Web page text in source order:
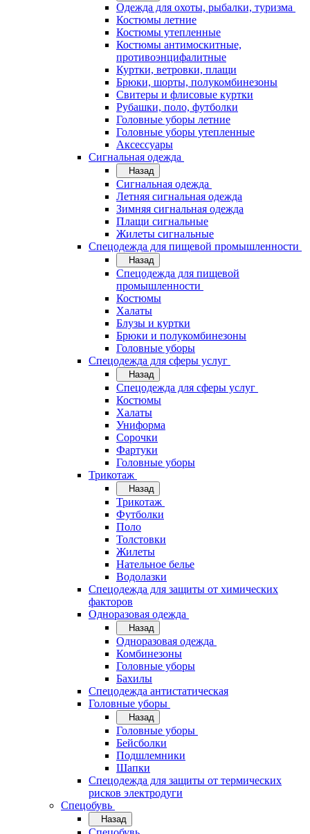
Одежда для охоты, рыбалки, туризма
Костюмы летние
Костюмы утепленные
Костюмы антимоскитные,
противоэнцифалитные
Куртки, ветровки, плащи
Брюки, шорты, полукомбинезоны
Свитеры и флисовые куртки
Рубашки, поло, футболки
Головные уборы летние
Головные уборы утепленные
Аксессуары
Сигнальная одежда
Назад
Сигнальная одежда
Летняя сигнальная одежда
Зимняя сигнальная одежда
Плащи сигнальные
Жилеты сигнальные
Спецодежда для пищевой промышленности
Назад
Спецодежда для пищевой
промышленности
Костюмы
Халаты
Блузы и куртки
Брюки и полукомбинезоны
Головные уборы
Спецодежда для сферы услуг
Назад
Спецодежда для сферы услуг
Костюмы
Халаты
Униформа
Сорочки
Фартуки
Головные уборы
Трикотаж
Назад
Трикотаж
Футболки
Поло
Толстовки
Жилеты
Нательное белье
Водолазки
Спецодежда для защиты от химических
факторов
Одноразовая одежда
Назад
Одноразовая одежда
Комбинезоны
Головные уборы
Бахилы
Спецодежда антистатическая
Головные уборы
Назад
Головные уборы
Бейсболки
Подшлемники
Шапки
Спецодежда для защиты от термических
рисков электродуги
Спецобувь
Назад